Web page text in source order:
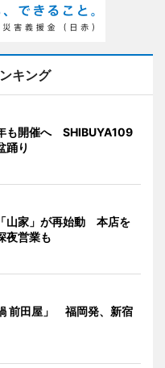
キング
も開催へ SHIBUYA109
踊り
山家」が再始動 本店を
夜営業も
前田屋」 福岡発、新宿